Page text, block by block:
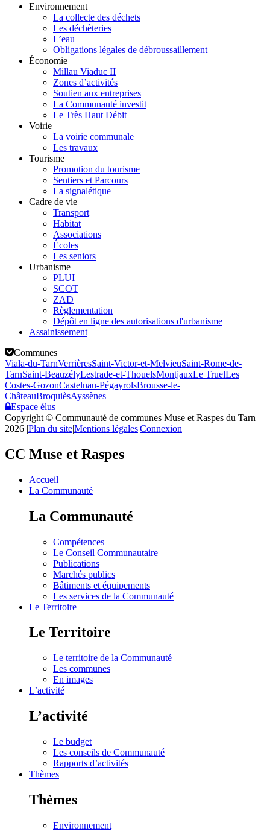
Environnement
La collecte des déchets
Les déchèteries
L’eau
Obligations légales de débroussaillement
Économie
Millau Viaduc II
Zones d’activités
Soutien aux entreprises
La Communauté investit
Le Très Haut Débit
Voirie
La voirie communale
Les travaux
Tourisme
Promotion du tourisme
Sentiers et Parcours
La signalétique
Cadre de vie
Transport
Habitat
Associations
Écoles
Les seniors
Urbanisme
PLUI
SCOT
ZAD
Règlementation
Dépôt en ligne des autorisations d'urbanisme
Assainissement
Communes
Viala-du-TarnVerrièresSaint-Victor-et-MelvieuSaint-Rome-de-
TarnSaint-BeauzélyLestrade-et-ThouelsMontjauxLe TruelLes
Costes-GozonCastelnau-PégayrolsBrousse-le-
ChâteauBroquièsAyssènes
Espace élus
Copyright © Communauté de communes Muse et Raspes du Tarn
2026 |Plan du site|Mentions légales|Connexion
CC Muse et Raspes
Accueil
La Communauté
La Communauté
Compétences
Le Conseil Communautaire
Publications
Marchés publics
Bâtiments et équipements
Les services de la Communauté
Le Territoire
Le Territoire
Le territoire de la Communauté
Les communes
En images
L’activité
L’activité
Le budget
Les conseils de Communauté
Rapports d’activités
Thèmes
Thèmes
Environnement